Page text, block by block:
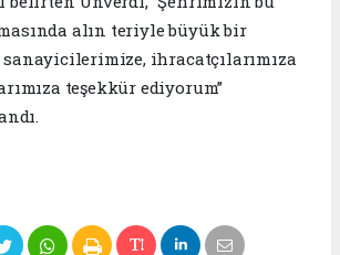
alın teriyle büyük bir
sanayicilerimize, ihracatçılarımıza
teşekkür ediyorum”